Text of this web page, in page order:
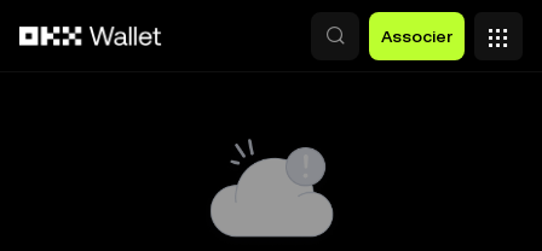
Associer